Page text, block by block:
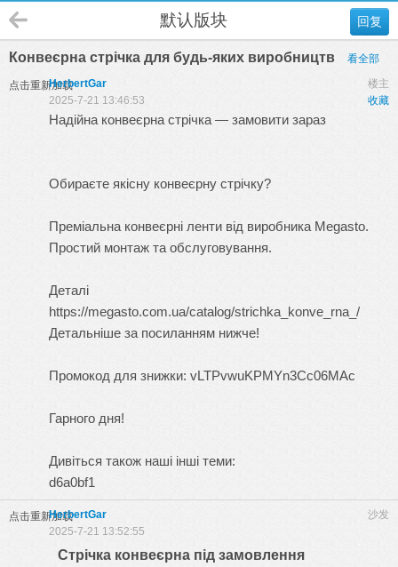
回复
默认版块
Конвеєрна стрічка для будь-яких виробництв 看全部
点击重新加载 楼主
HerbertGar
收藏
2025-7-21 13:46:53
Надійна конвеєрна стрічка — замовити зараз
Обираєте якісну конвеєрну стрічку?
Преміальна конвеєрні ленти від виробника Megasto.
Простий монтаж та обслуговування.
Деталі
https://megasto.com.ua/catalog/strichka_konve_rna_/
Детальніше за посиланням нижче!
Промокод для знижки: vLTPvwuKPMYn3Cc06MAc
Гарного дня!
Дивіться також наші інші теми:
d6a0bf1
点击重新加载 沙发
HerbertGar
2025-7-21 13:52:55
Стрічка конвеєрна під замовлення